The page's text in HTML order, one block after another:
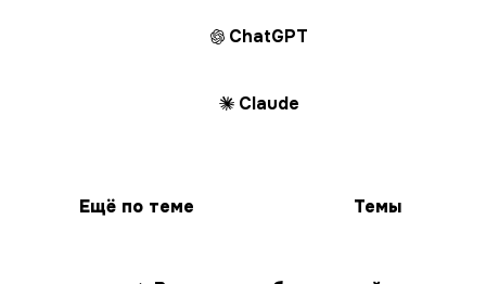
ChatGPT
Claude
Ещё по теме Темы